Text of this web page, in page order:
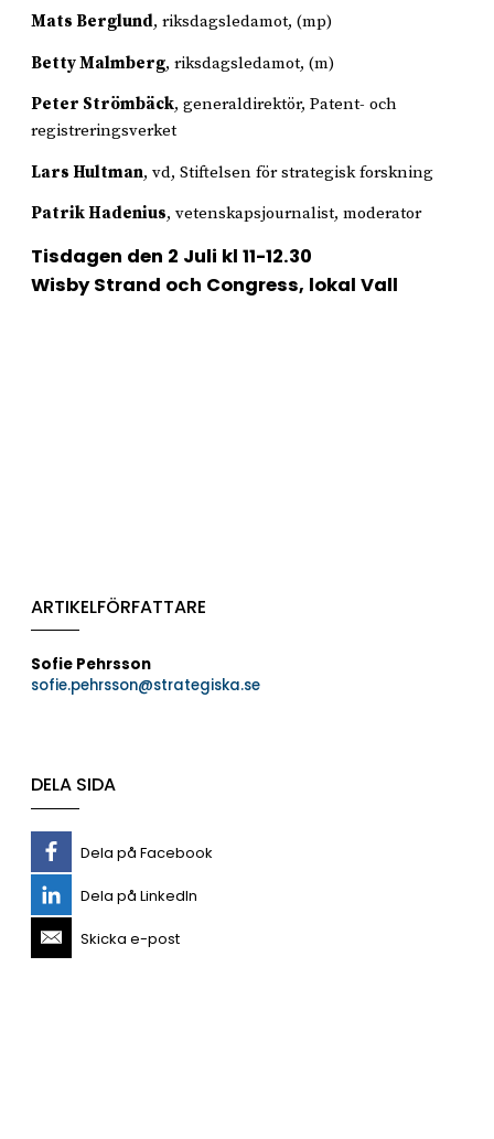
Mats Berglund, riksdagsledamot, (mp)
Betty Malmberg, riksdagsledamot, (m)
Peter Strömbäck, generaldirektör, Patent- och
registreringsverket
Lars Hultman, vd, Stiftelsen för strategisk forskning
Patrik Hadenius, vetenskapsjournalist, moderator
Tisdagen den 2 Juli kl 11-12.30
Wisby Strand och Congress, lokal Vall
ARTIKELFÖRFATTARE
Sofie Pehrsson
sofie.pehrsson@strategiska.se
DELA SIDA
Dela på Facebook
Dela på LinkedIn
Skicka e-post